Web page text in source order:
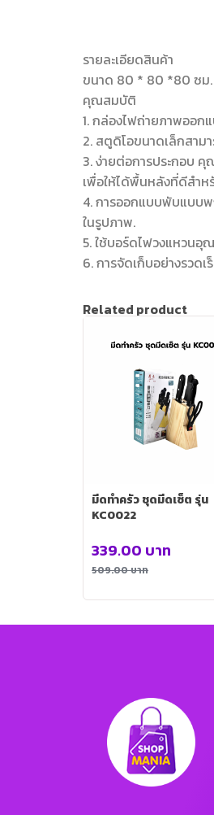
รายละเอียดสินค้า
ขนาด 80 * 80 *80 ซม.
คุณสมบัติ
1. กล่องไฟถ่ายภาพออ
2. สตูดิโอขนาดเล็กสาม
3. ง่ายต่อการประกอบ
เพื่อให้ได้พื้นหลังที่ดีสำ
4. การออกแบบพับแบบพ
ในรูปภาพ.
5. ใช้บอร์ดไฟวงแหวน
6. การจัดเก็บอย่างรวด
Related product
มีดทำครัว ชุดมีดเซ็ต รุ่น
KC0022
509.00บาท
339.00 บาท